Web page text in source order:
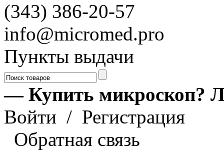
(343) 386-20-57
info@micromed.pro
Пункты выдачи
— Купить микроскоп?
Войти / Регистрация
Обратная связь